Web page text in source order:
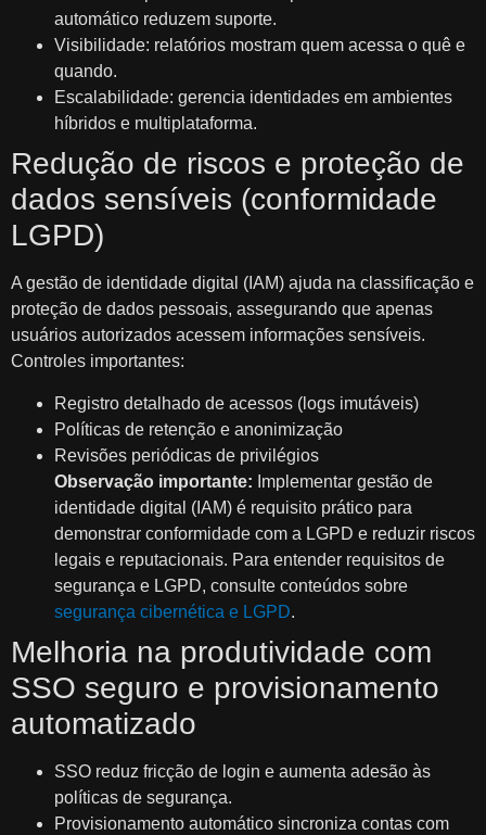
automático reduzem suporte.
Visibilidade: relatórios mostram quem acessa o quê e
quando.
Escalabilidade: gerencia identidades em ambientes
híbridos e multiplataforma.
Redução de riscos e proteção de
dados sensíveis (conformidade
LGPD)
A gestão de identidade digital (IAM) ajuda na classificação e
proteção de dados pessoais, assegurando que apenas
usuários autorizados acessem informações sensíveis.
Controles importantes:
Registro detalhado de acessos (logs imutáveis)
Políticas de retenção e anonimização
Revisões periódicas de privilégios
Observação importante: Implementar gestão de
identidade digital (IAM) é requisito prático para
demonstrar conformidade com a LGPD e reduzir riscos
legais e reputacionais. Para entender requisitos de
segurança e LGPD, consulte conteúdos sobre
segurança cibernética e LGPD.
Melhoria na produtividade com
SSO seguro e provisionamento
automatizado
SSO reduz fricção de login e aumenta adesão às
políticas de segurança.
Provisionamento automático sincroniza contas com